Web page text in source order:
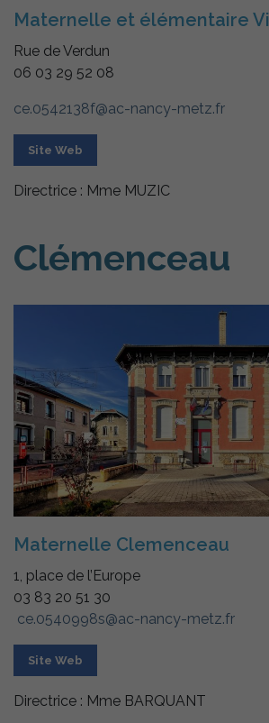
Maternelle et élémentaire
Rue de Verdun
06 03 29 52 08
ce.0542138f@ac-nancy-metz.fr
Site Web
Directrice : Mme MUZIC
Clémenceau
Maternelle Clemenceau
1, place de l’Europe
03 83 20 51 30
ce.0540998s@ac-nancy-metz.fr
Site Web
Directrice : Mme BARQUANT
sont
de
Afin
de nos